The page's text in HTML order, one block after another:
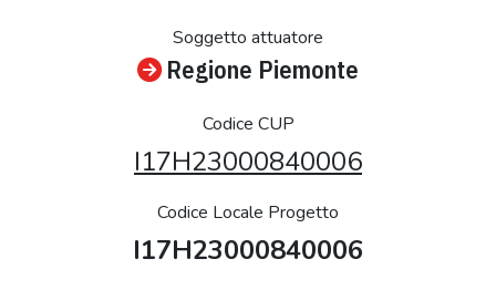
Soggetto attuatore
Regione Piemonte
Codice CUP
I17H23000840006
Codice Locale Progetto
I17H23000840006